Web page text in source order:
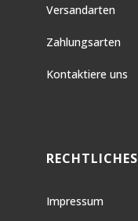
Versandarten
Zahlungsarten
Kontaktiere uns
RECHTLICHES
Impressum